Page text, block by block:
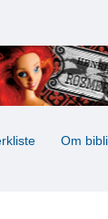
Om